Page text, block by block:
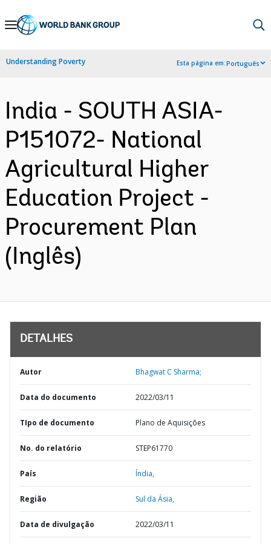
Skip
Navigation
Understanding Poverty Esta página em:Português
India - SOUTH ASIA-
P151072- National
Agricultural Higher
Education Project -
Procurement Plan
(Inglês)
DETALHES
Autor Bhagwat C Sharma;
Data do documento 2022/03/11
TIpo de documento Plano de Aquisições
No. do relatório STEP61770
País Índia,
Região Sul da Ásia,
Data de divulgação 2022/03/11